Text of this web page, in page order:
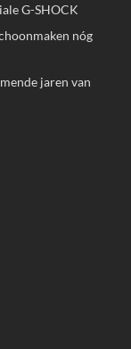
G-SHOCK
nóg
jaren van